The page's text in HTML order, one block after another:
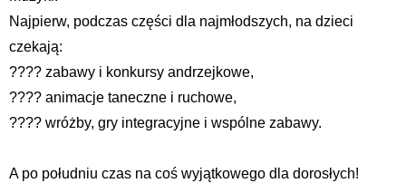
Najpierw, podczas części dla najmłodszych, na dzieci
czekają:
???? zabawy i konkursy andrzejkowe,
???? animacje taneczne i ruchowe,
???? wróżby, gry integracyjne i wspólne zabawy.
A po południu czas na coś wyjątkowego dla dorosłych!